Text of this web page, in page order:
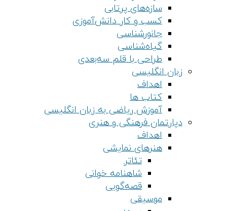
سازه‌های پرتابی
کسب و کار دانش‌آموزی
جانورشناسی
گیاه‌شناسی
طراحی با قلم سه‌بعدی
زبان انگلیسی
اهداف
کتاب ها
آموزش ریاضی به زبان انگلیسی
دپارتمان فرهنگی و هنری
اهداف
هنرهای نمایشی
تئاتر
شاهنامه خوانی
قصه‌گویی
موسیقی